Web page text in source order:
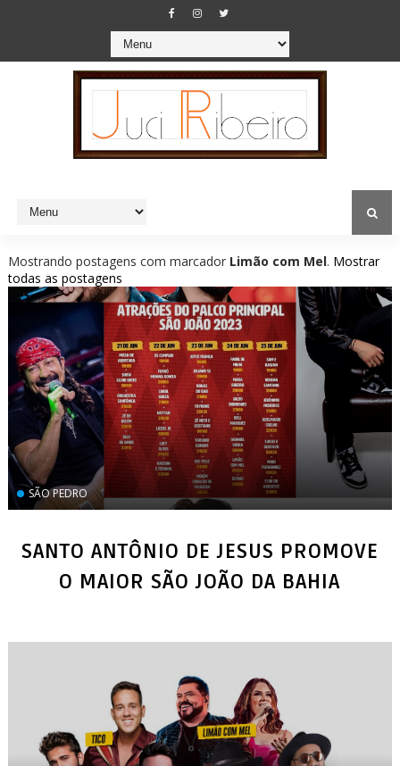
Mostrando postagens com marcador Limão com Mel. Mostrar
todas as postagens
SÃO PEDRO
SANTO ANTÔNIO DE JESUS PROMOVE
O MAIOR SÃO JOÃO DA BAHIA